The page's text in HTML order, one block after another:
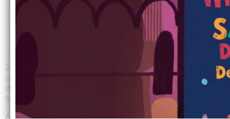
Famílies! És moment de donar menjar
(apta per a persones celíaques) el
Ja tenim el Tió de Nadal al Cívic! Ben tapat, amb una
una barretina que li tapi el cap i el faci estar encara
donar-li de menjar, per alimentar-lo bé i que el dia de
fort.
Al Tió li agraden les galetes, els torrons, els polvorons,